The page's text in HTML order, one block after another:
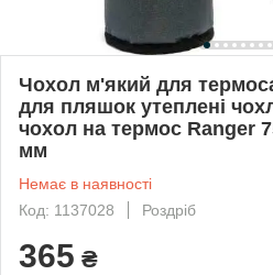
Чохол м'який для
для пляшок утеплені
чохол на термос Ranger
мм
Немає в наявності
Код: 1137028
Роздріб
365 ₴